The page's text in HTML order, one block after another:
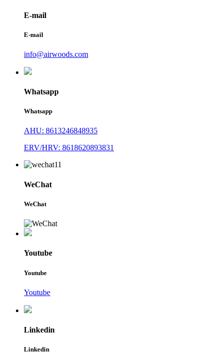
E-mail
E-mail
info@airwoods.com
Whatsapp
Whatsapp
AHU: 8613246848935
ERV/HRV: 8618620893831
WeChat
WeChat
Youtube
Youtube
Youtube
Linkedin
Linkedin